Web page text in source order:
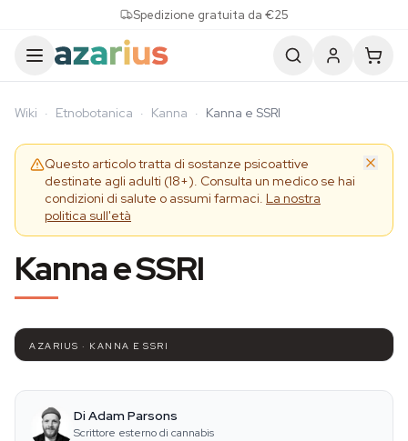
Spedizione gratuita da €25
Wiki · Etnobotanica · Kanna · Kanna e SSRI
Questo articolo tratta di sostanze psicoattive
destinate agli adulti (18+). Consulta un medico se hai
condizioni di salute o assumi farmaci. La nostra
politica sull'età
Kanna e SSRI
AZARIUS · KANNA E SSRI
Di Adam Parsons
Scrittore esterno di cannabis